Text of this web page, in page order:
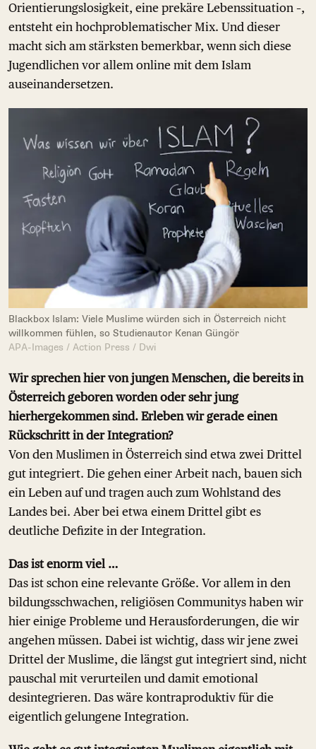
Orientierungslosigkeit, eine prekäre Lebenssituation –,
entsteht ein hochproblematischer Mix. Und dieser
macht sich am stärksten bemerkbar, wenn sich diese
Jugendlichen vor allem online mit dem Islam
auseinandersetzen.
Blackbox Islam: Viele Muslime würden sich in Österreich nicht
willkommen fühlen, so Studienautor Kenan Güngör
APA-Images / Action Press / Dwi
Wir sprechen hier von jungen Menschen, die bereits in
Österreich geboren worden oder sehr jung
hierhergekommen sind. Erleben wir gerade einen
Rückschritt in der Integration?
Von den Muslimen in Österreich sind etwa zwei Drittel
gut integriert. Die gehen einer Arbeit nach, bauen sich
ein Leben auf und tragen auch zum Wohlstand des
Landes bei. Aber bei etwa einem Drittel gibt es
deutliche Defizite in der Integration.
Das ist enorm viel …
Das ist schon eine relevante Größe. Vor allem in den
bildungsschwachen, religiösen Communitys haben wir
hier einige Probleme und Herausforderungen, die wir
angehen müssen. Dabei ist wichtig, dass wir jene zwei
Drittel der Muslime, die längst gut integriert sind, nicht
pauschal mit verurteilen und damit emotional
desintegrieren. Das wäre kontraproduktiv für die
eigentlich gelungene Integration.